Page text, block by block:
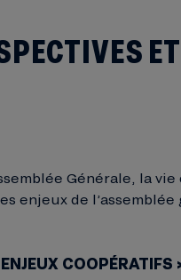
Générale, la
enjeux de
COOPÉRATIFS